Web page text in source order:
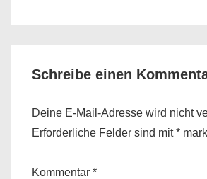
Schreibe einen
Deine E-Mail-Adresse wird nicht
Erforderliche Felder sind mit*
Kommentar *